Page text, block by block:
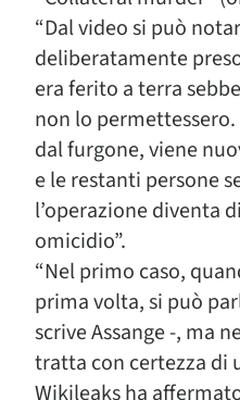
“Dal video si può
deliberatamente
era ferito a terra
non lo
dal furgone, viene
e le restanti persone
l’operazione diventa
omicidio”.
“Nel primo caso,
prima volta, si può
scrive Assange -, ma
tratta con certezza di
Wikileaks ha